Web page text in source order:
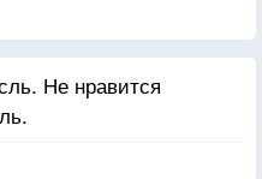
Не нравится